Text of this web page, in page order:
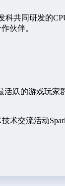
共同研发的
伙伴。
跃的游戏玩
术交流活动